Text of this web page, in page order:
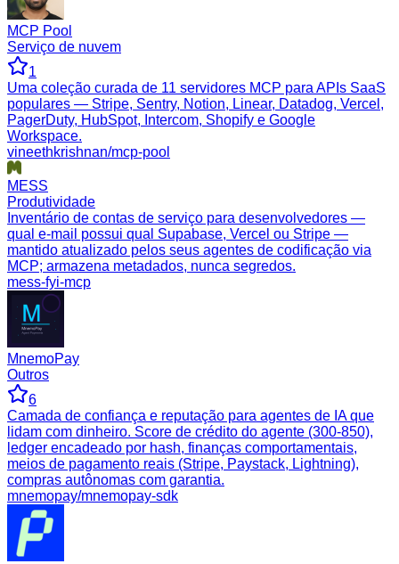
MCP Pool
Serviço de nuvem
1
Uma coleção curada de 11 servidores MCP para APIs SaaS
populares — Stripe, Sentry, Notion, Linear, Datadog, Vercel,
PagerDuty, HubSpot, Intercom, Shopify e Google
Workspace.
vineethkrishnan/mcp-pool
MESS
Produtividade
Inventário de contas de serviço para desenvolvedores —
qual e-mail possui qual Supabase, Vercel ou Stripe —
mantido atualizado pelos seus agentes de codificação via
MCP; armazena metadados, nunca segredos.
mess-fyi-mcp
MnemoPay
Outros
6
Camada de confiança e reputação para agentes de IA que
lidam com dinheiro. Score de crédito do agente (300-850),
ledger encadeado por hash, finanças comportamentais,
meios de pagamento reais (Stripe, Paystack, Lightning),
compras autônomas com garantia.
mnemopay/mnemopay-sdk